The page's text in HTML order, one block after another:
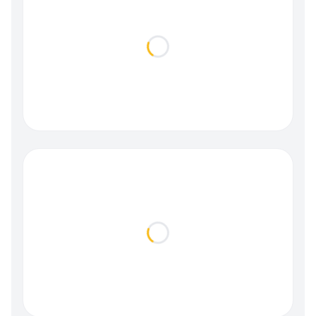
Loading...
Loading...